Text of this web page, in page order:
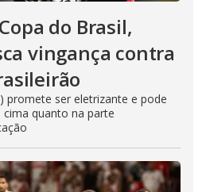
do Brasil,
vingança contra
promete ser eletrizante e pode
quanto na parte